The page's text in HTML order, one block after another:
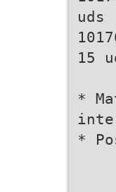
uds
15
*
*